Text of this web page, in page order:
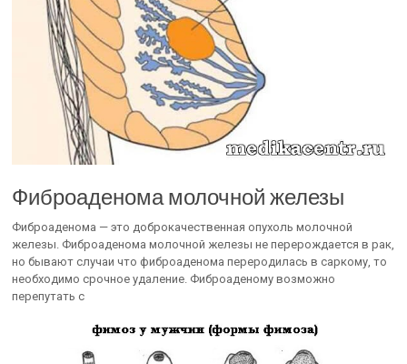
Фиброаденома молочной железы
Фиброаденома — это доброкачественная опухоль молочной
железы. Фиброаденома молочной железы не перерождается в рак,
но бывают случаи что фиброаденома переродилась в саркому, то
необходимо срочное удаление. Фиброаденому возможно
перепутать с